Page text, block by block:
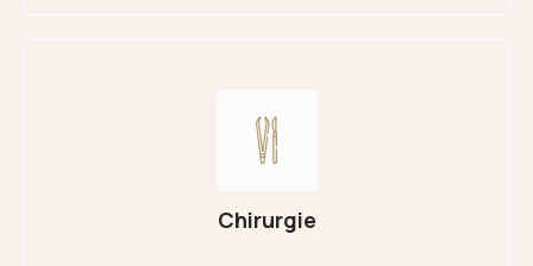
Chirurgie